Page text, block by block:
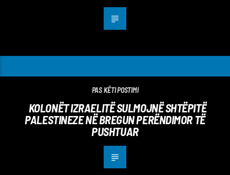
PAS KËTI POSTIMI
KOLONËT IZRAELITË SULMOJNË SHTËPITË
PALESTINEZE NË BREGUN PERËNDIMOR TË
PUSHTUAR